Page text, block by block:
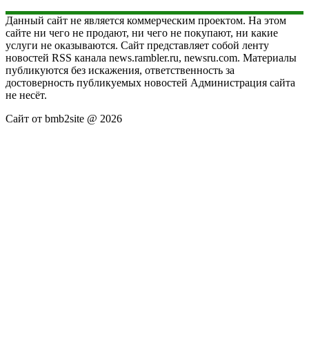
Данный сайт не является коммерческим проектом. На этом
сайте ни чего не продают, ни чего не покупают, ни какие
услуги не оказываются. Сайт представляет собой ленту
новостей RSS канала news.rambler.ru, newsru.com. Материалы
публикуются без искажения, ответственность за
достоверность публикуемых новостей Администрация сайта
не несёт.
Сайт от bmb2site @ 2026